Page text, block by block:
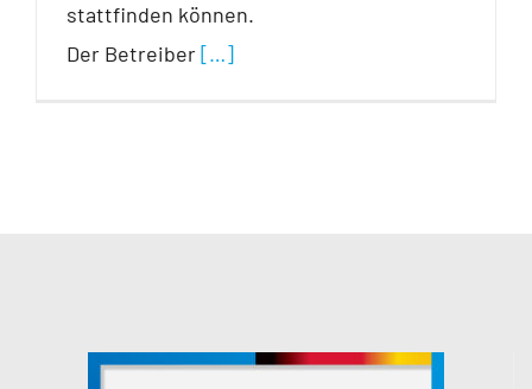
stattfinden können.
Der Betreiber[…]